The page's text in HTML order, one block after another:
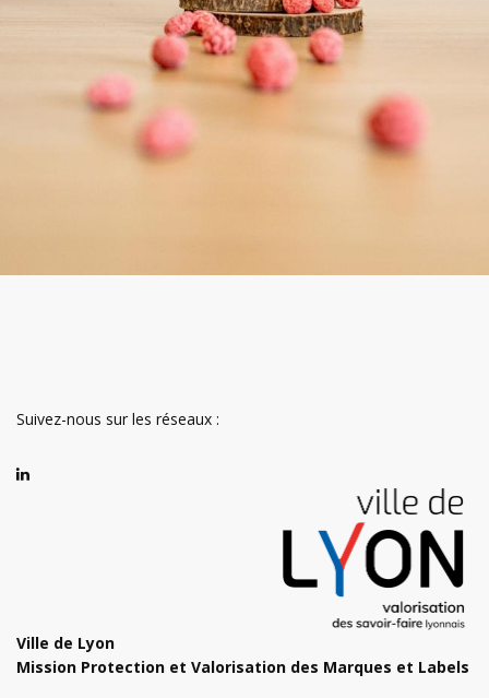
Suivez-nous sur les réseaux :
Ville de Lyon
Mission Protection et Valorisation des Marques et Labels